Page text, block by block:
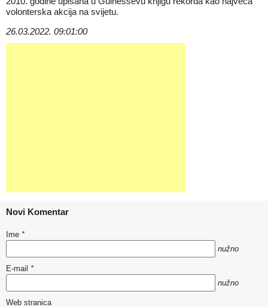
volonterska akcija na svijetu.
26.03.2022. 09:01:00
Novi Komentar
Ime *
nužno
E-mail *
nužno
Web stranica